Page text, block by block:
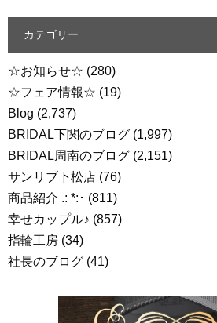
カテゴリー
☆お知らせ☆ (280)
☆フェア情報☆ (19)
Blog (2,737)
BRIDAL下関のブログ (1,997)
BRIDAL周南のブログ (2,151)
サンリブ下松店 (76)
商品紹介 .: *:･ (811)
幸せカップル♪ (857)
指輪工房 (34)
社長のブログ (41)